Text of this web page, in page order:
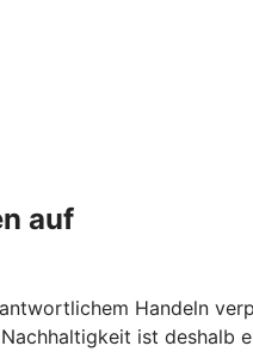
auf
Handeln
ist deshalb